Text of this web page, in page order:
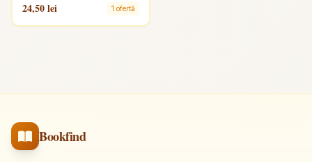
24,50 lei 1 ofertă
Bookfind